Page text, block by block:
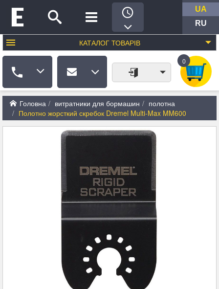
UA
RU
КАТАЛОГ ТОВАРІВ
0
Головна витратники для бормашин
полотна
Полотно жорсткий скребок Dremel Multi-Max MM600